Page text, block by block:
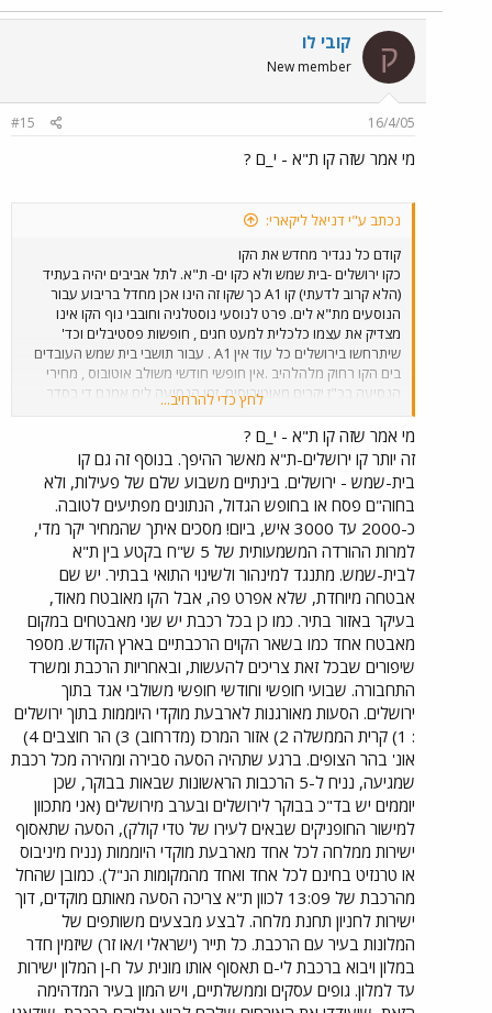
ק קובי לו
New member
16/4/05
#15
מי אמר שזה קו ת"א - י_ם ?
נכתב ע"י דניאל ליקארי:
קודם כל נגדיר מחדש את הקו
כקו ירושלים -בית שמש ולא כקו ים- ת"א. לתל אביבים יהיה בעתיד
(הלא קרוב לדעתי) קו A1 כך שקו זה הינו אכן מחדל בריבוע עבור
הנוסעים מת"א לים. פרט לנוסעי נוסטלגיה וחובבי נוף הקו אינו
מצדיק את עצמו כלכלית למעט חגים , חופשות פסטיבלים וכד'
שיתרחשו בירושלים כל עוד אין A1 . עבור תושבי בית שמש העובדים
בים הקו רחוק מלהלהיב .אין חופשי חודשי משולב אוטובוס , מחירי
הנסיעה בכ"ז יקרים מאוטובוסים. זמן הנסיעה לים אמנם די בסדר
אולם הצורך בקישור נוסף וארוך אל העיר ומוקדי התעסוקה שבה (הר
החוצבים, מרכז העיר, ג.שאול) מנטרל את יתרונות הנסיעה הנעימה
ברכבת. אם ר"י אכן חפצה בהמשך חייו של הקו כקו כלכלי ואף
אטרקטיבי עליה לכוון בשיווק הקו קודם כל כלפי תושבי בית שמש,
שעתידה להפוך תוך מספר שנים מועט לעיר בסדר גודל של רחובות
פלוס. 1-הדבר מתחיל קודם כל במחיר נסיעה אטרקטיבי מאוטובוס.
לא יתכן שנסיעה מת"א לים תעלה 19 ש"ח ברכבת ולבית שמש 18
ש"ח.מה הקטע פה? קטע בית שמש- ים לפי חישוב זה אמור לעלות
שקל אחד בלבד . מגוחך למדי, תודו. אז נכון שתמחור הקו אינו לינארי
, אבל עדיין מה שתמחור זה משדר לתושבי בית שמש שהם היו
פראיירים כששילמו 23 ש"ח לנסיעה לת"א קודם ההוזלה ועדיין
פראיירים המסבסדים סיבסוד צולב את קטע ת"א -ים. 2- מטעמים
בטחוניים ולא רק יש ליישר קטעים בתוואי ולברוח מבתיר מהר ככל
האפשר או באמצעות מנהרה או אפילו ע"י המשך הקו בנתיב
אלטרנטיבי שימשיך באפיק השורק עד מתחת להר החוצבים תוך כדי
פגיעה מינימלית בנוף. מנהור הקטע הבטחוני עלותו כ 100 מיליון
ש"ח עפ"י אביתר - כסף קטן לכל הדעות בהשוואה להשקעות הרכבת
, שלא לדבר על החסכון בזמני הנסיעה. 3 - חיבור עתידי של הקו לציר
הדרומי לבאר שבע בנען או באמצעות אחד מהפתרונות שהועלו כאן.
אם ינקטו הפעולות הנ"ל צפוי לקו עתיד אופטימי ביותר לדעתי.
לחץ כדי להרחיב...
מי אמר שזה קו ת"א - י_ם ?
זה יותר קו ירושלים-ת"א מאשר ההיפך. בנוסף זה גם קו
בית-שמש - ירושלים. בינתיים משבוע שלם של פעילות, ולא
בחוה"ם פסח או בחופש הגדול, הנתונים מפתיעים לטובה.
כ-2000 עד 3000 איש, ביום! מסכים איתך שהמחיר יקר מדי,
למרות ההורדה המשמעותית של 5 ש"ח בקטע בין ת"א
לבית-שמש. מתנגד למינהור ולשינוי התואי בבתיר. יש שם
אבטחה מיוחדת, שלא אפרט פה, אבל הקו מאובטח מאוד,
בעיקר באזור בתיר. כמו כן בכל רכבת יש שני מאבטחים במקום
מאבטח אחד כמו בשאר הקוים הרכבתיים בארץ הקודש. מספר
שיפורים שבכל זאת צריכים להעשות, ובאחריות הרכבת ומשרד
התחבורה. שבועי חופשי וחודשי חופשי משולבי אגד בתוך
ירושלים. הסעות מאורגנות לארבעת מוקדי היוממות בתוך ירושלים
: 1) קרית הממשלה 2) אזור המרכז (מדרחוב) 3) הר חוצבים 4)
אונ' בהר הצופים. ברגע שתהיה הסעה סבירה ומהירה מכל רכבת
שמגיעה, נניח ל-5 הרכבות הראשונות שבאות בבוקר, שכן
יוממים יש בד"כ בבוקר לירושלים ובערב מירושלים (אני מתכוון
למישור החופניקים שבאים לעירו של טדי קולק), הסעה שתאסוף
ישירות ממלחה לכל אחד מארבעת מוקדי היוממות (נניח מיניבוס
או טרנזיט בחינם לכל אחד ואחד מהמקומות הנ"ל). כמובן שהחל
מהרכבת של 13:09 לכוון ת"א צריכה הסעה מאותם מוקדים, דוך
ישירות לחניון תחנת מלחה. לבצע מבצעים משותפים של
המלונות בעיר עם הרכבת. כל תייר (ישראלי ו/או זר) שיזמין חדר
במלון ויבוא ברכבת לי-ם תאסוף אותו מונית על ח-ן המלון ישירות
עד למלון. גופים עסקים וממשלתיים, ויש המון בעיר המדהימה